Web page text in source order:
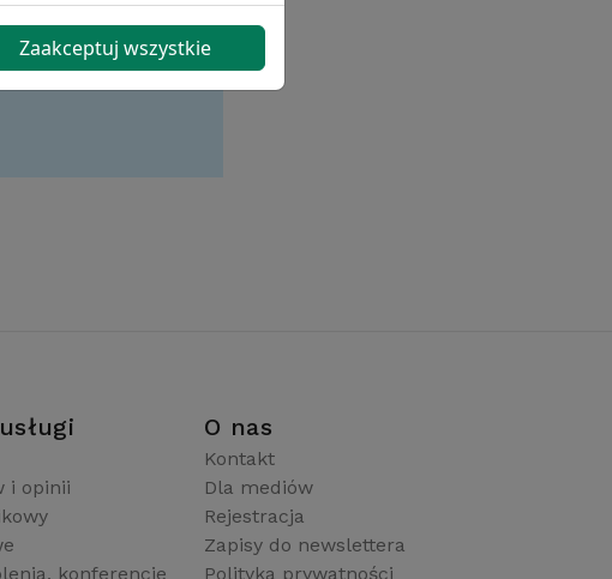
i opinii
konferencje
O nas
Kontakt
Dla mediów
Rejestracja
Zapisy do newslettera
Polityka prywatności
Zaakceptuj wszystkie